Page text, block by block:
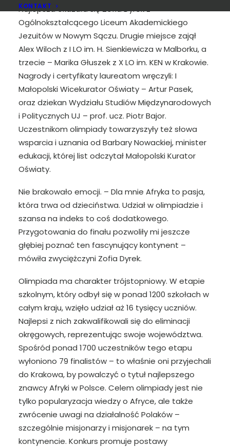
KONTAKT
Najlepsza okazała się Zofia Dyrek z
Ogólnokształcącego Liceum Akademickiego
Jezuitów w Nowym Sączu. Drugie miejsce zajął
Alex Wiloch z I LO im. H. Sienkiewicza w Malborku, a
trzecie – Marika Głuszek z X LO im. KEN w Krakowie.
Nagrody i certyfikaty laureatom wręczyli: I
Małopolski Wicekurator Oświaty – Artur Pasek,
oraz dziekan Wydziału Studiów Międzynarodowych
i Politycznych UJ – prof. ucz. Piotr Bajor.
Uczestnikom olimpiady towarzyszyły też słowa
wsparcia i uznania od Barbary Nowackiej, minister
edukacji, której list odczytał Małopolski Kurator
Oświaty.
Nie brakowało emocji. – Dla mnie Afryka to pasja,
która trwa od dzieciństwa. Udział w olimpiadzie i
szansa na indeks to coś dodatkowego.
Przygotowania do finału pozwoliły mi jeszcze
głębiej poznać ten fascynujący kontynent –
mówiła zwyciężczyni Zofia Dyrek.
Olimpiada ma charakter trójstopniowy. W etapie
szkolnym, który odbył się w ponad 1200 szkołach w
całym kraju, wzięło udział aż 16 tysięcy uczniów.
Najlepsi z nich zakwalifikowali się do eliminacji
okręgowych, reprezentując swoje województwa.
Spośród ponad 1700 uczestników tego etapu
wyłoniono 79 finalistów – to właśnie oni przyjechali
do Krakowa, by powalczyć o tytuł najlepszego
znawcy Afryki w Polsce. Celem olimpiady jest nie
tylko popularyzacja wiedzy o Afryce, ale także
zwrócenie uwagi na działalność Polaków –
szczególnie misjonarzy i misjonarek – na tym
kontynencie. Konkurs promuje postawy